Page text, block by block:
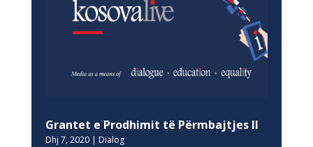
Grantet e Prodhimit të Përmbajtjes II
Dhj 7, 2020| Dialog